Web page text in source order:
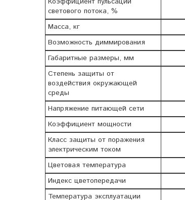
светового потока, %
Масса, кг
Возможность диммирования
Габаритные размеры, мм
Степень защиты от
воздействия окружающей
среды
Напряжение питающей сети
Коэффициент мощности
Класс защиты от поражения
электрическим током
Цветовая температура
Индекс цветопередачи
Температура эксплуатации